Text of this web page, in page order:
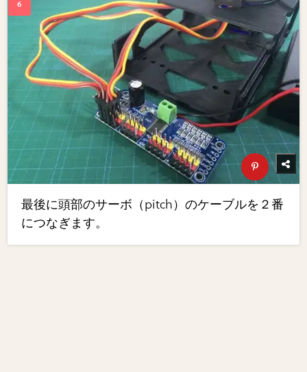
最後に頭部のサーボ（pitch）のケーブルを２番
につなぎます。